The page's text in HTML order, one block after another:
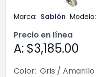
Marca: Sablón Modelo:
Precio en línea
A: $3,185.00
Color: Gris / Amarillo